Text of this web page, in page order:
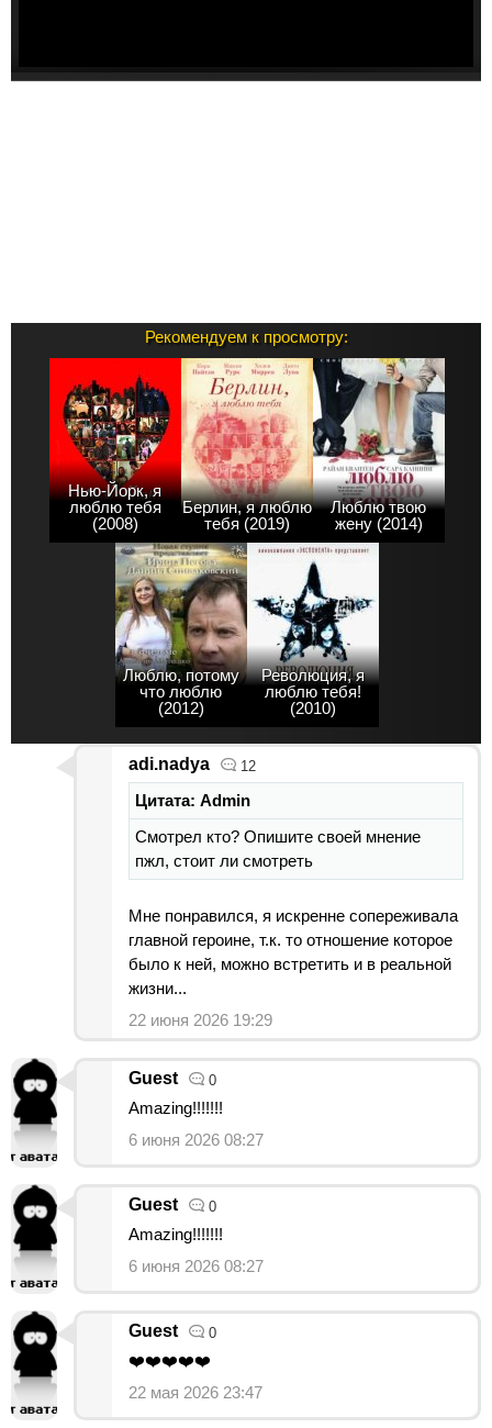
Рекомендуем к просмотру:
Нью-Йорк, я
люблю тебя
(2008)
Берлин, я люблю
тебя (2019)
Люблю твою
жену (2014)
Люблю, потому
что люблю
(2012)
Революция, я
люблю тебя!
(2010)
adi.nadya 12
Цитата: Admin
Смотрел кто? Опишите своей мнение
пжл, стоит ли смотреть
Мне понравился, я искренне сопереживала
главной героине, т.к. то отношение которое
было к ней, можно встретить и в реальной
жизни...
22 июня 2026 19:29
Guest 0
Amazing!!!!!!!
6 июня 2026 08:27
Guest 0
Amazing!!!!!!!
6 июня 2026 08:27
Guest 0
❤️❤️❤️❤️❤️
22 мая 2026 23:47